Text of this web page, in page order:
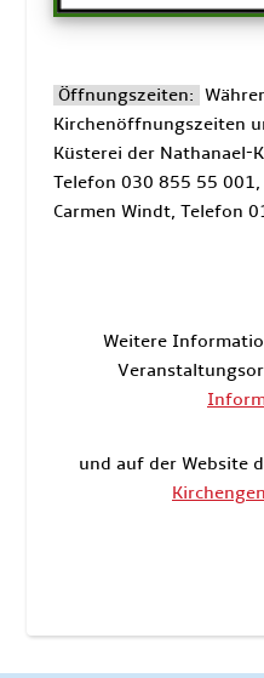
Öffnungszeiten:
Kirchenöffnungszeiten
Küsterei der Nathanael-
Telefon 030 855 55
Carmen Windt, Telefon
Weitere
und auf der Website